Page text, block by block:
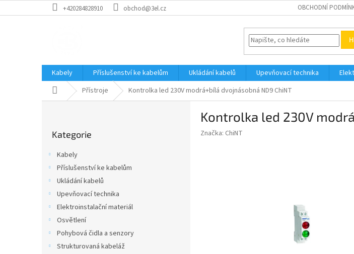
na
+420284828910 obchod@3el.cz OBCHODNÍ
Kabely Příslušenství ke kabelům Ukládání kabelů Upevňovací technika
Domů Přístroje Kontrolka led 230V modrá+bílá dvojnásobná ND9 ChiNT
kategorie
Kategorie
Kabely
Příslušenství ke kabelům
Ukládání kabelů
Upevňovací technika
Elektroinstalační materiál
Osvětlení
Pohybová čidla a senzory
Strukturovaná kabeláž
Kontrolka led 230V
Značka: ChiNT